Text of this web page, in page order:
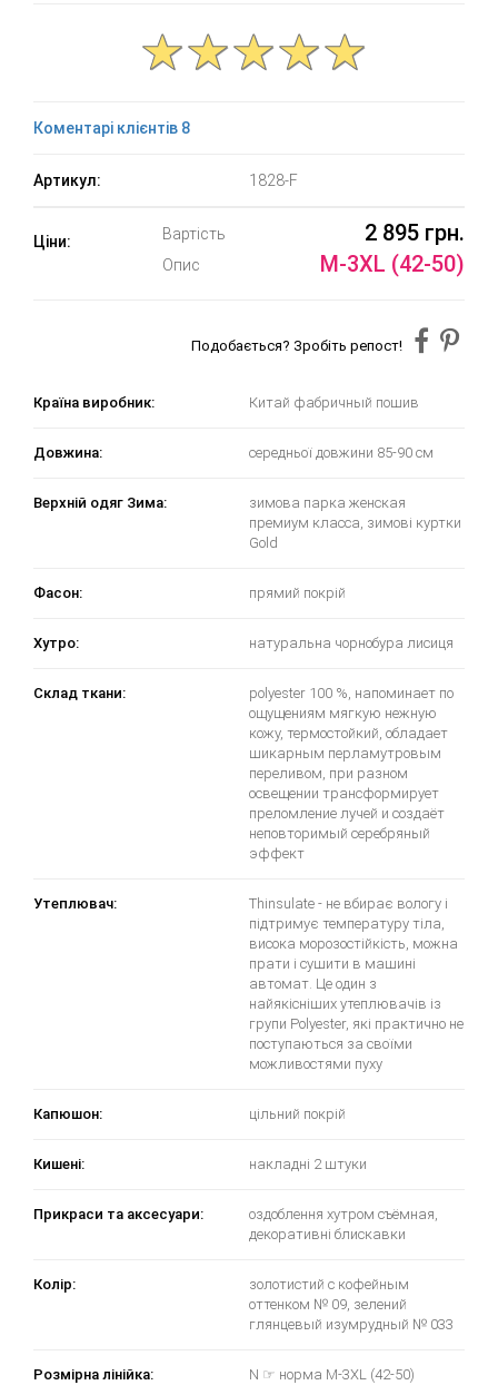
Коментарі клієнтів 8
Артикул: 1828-F
Ціни: Вартість 2 895 грн.
Опис M-3XL (42-50)
Подобається? Зробіть репост!
Країна виробник: Китай фабричный пошив
Довжина: середньої довжини 85-90 см
Верхній одяг Зима:
зимова парка женская
премиум класса, зимові куртки
Gold
Фасон: прямий покрій
Хутро: натуральна чорнобура лисиця
Склад ткани:
polyester 100 %, напоминает по
ощущениям мягкую нежную
кожу, термостойкий, обладает
шикарным перламутровым
переливом, при разном
освещении трансформирует
преломление лучей и создаёт
неповторимый серебряный
эффект
Утеплювач:
Thinsulate - не вбирає вологу і
підтримує температуру тіла,
висока морозостійкість, можна
прати і сушити в машині
автомат. Це один з
найякісніших утеплювачів із
групи Polyester, які практично не
поступаються за своїми
можливостями пуху
Капюшон: цільний покрій
Кишені: накладні 2 штуки
Прикраси та аксесуари:
оздоблення хутром съёмная,
декоративні блискавки
Колір:
золотистий с кофейным
оттенком № 09, зелений
глянцевый изумрудный № 033
Розмірна лінійка: N ☞ норма M-3XL (42-50)